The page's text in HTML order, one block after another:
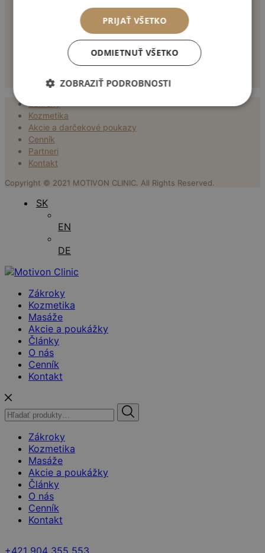
Bradavky
TELO
Liposukcia
Ostatné operácie tela
Zákroky
Kozmetika
Akcie a darčekové poukazy
Cenník
Partneri
Kontakt
Copyright © 2021 MOTIVON CLINIC. All Rights Reserved.
SK
EN
DE
Zákroky
Kozmetika
Masáže
Akcie a poukážky
Články
O nás
Cenník
Kontakt
Hľadať:
Zákroky
Kozmetika
Masáže
Akcie a poukážky
Články
O nás
Cenník
Kontakt
+421 904 355 553
PRIJAŤ VŠETKO
ODMIETNUŤ VŠETKO
ZOBRAZIŤ PODROBNOSTI